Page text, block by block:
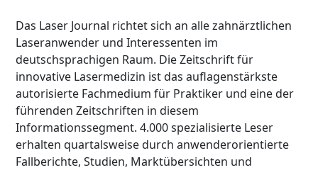
Das Laser Journal richtet sich an alle zahnärztlichen
Laseranwender und Interessenten im
deutschsprachigen Raum. Die Zeitschrift für
innovative Lasermedizin ist das auflagenstärkste
autorisierte Fachmedium für Praktiker und eine der
führenden Zeitschriften in diesem
Informationssegment. 4.000 spezialisierte Leser
erhalten quartalsweise durch anwenderorientierte
Fallberichte, Studien, Marktübersichten und